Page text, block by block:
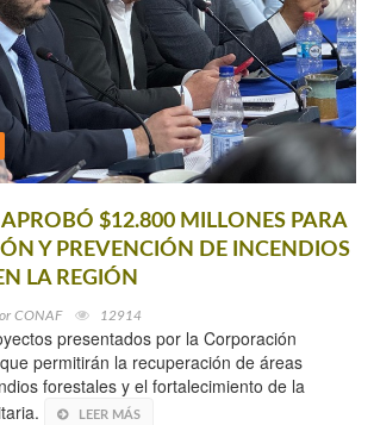
$12.800 MILLONES PARA
Y PREVENCIÓN DE INCENDIOS
LA REGIÓN
CONAF 12914
presentados por la Corporación
permitirán la recuperación de áreas
forestales y el fortalecimiento de la
LEER MÁS